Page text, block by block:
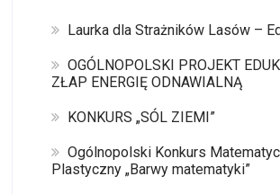
Laurka dla Strażników Lasów –
OGÓLNOPOLSKI PROJEKT
ZŁAP ENERGIĘ ODNAWIALNĄ
KONKURS „SÓL ZIEMI”
Ogólnopolski Konkurs
Plastyczny „Barwy matematyki”